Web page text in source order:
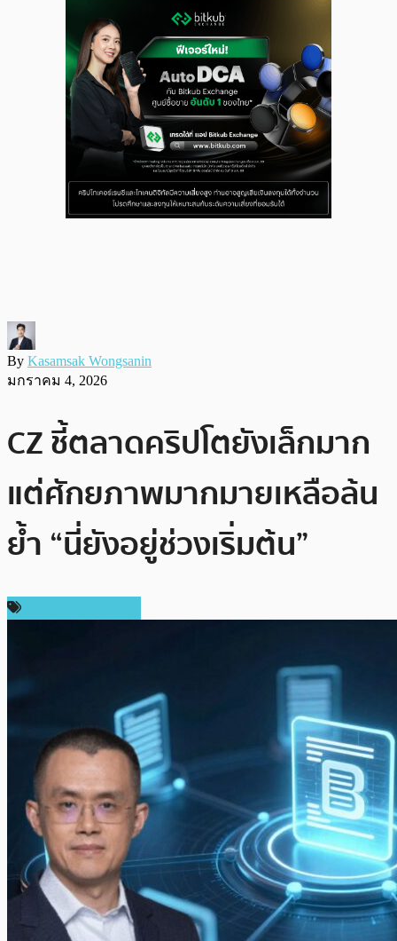
By Kasamsak Wongsanin
มกราคม 4, 2026
CZ ชี้ตลาดคริปโตยังเล็กมาก
แต่ศักยภาพมากมายเหลือล้น
ย้ำ “นี่ยังอยู่ช่วงเริ่มต้น”